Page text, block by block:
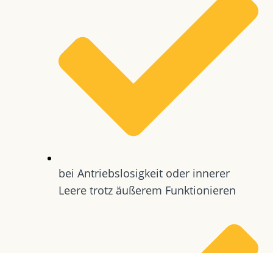
bei Antriebslosigkeit oder innerer
Leere trotz äußerem Funktionieren